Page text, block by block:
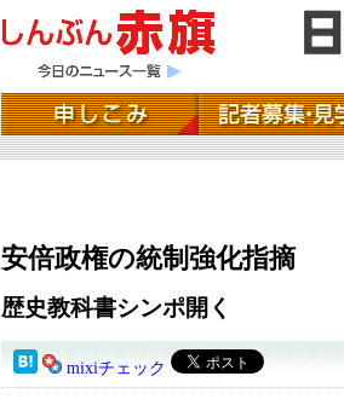
安倍政権の統制強化指摘
歴史教科書シンポ開く
mixiチェック